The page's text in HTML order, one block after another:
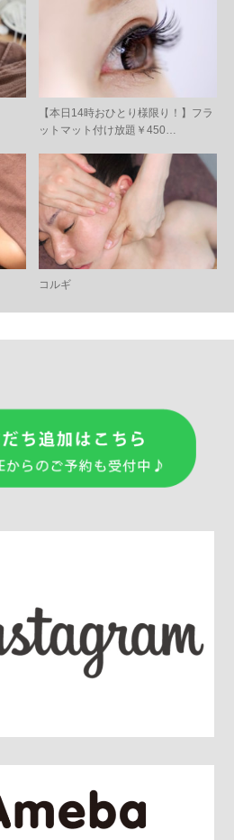
【本日14時おひとり様限り！】フラ
ットマット付け放題￥450…
コルギ